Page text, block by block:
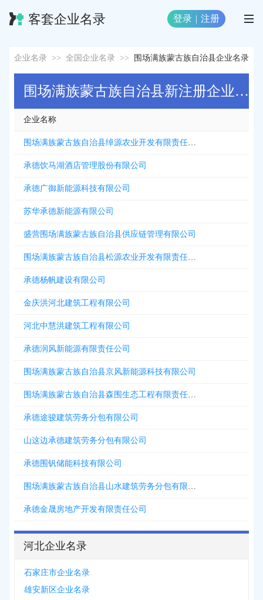
客套企业名录 登录 | 注册
企业名录 >> 全国企业名录 >> 围场满族蒙古族自治县企业名录
围场满族蒙古族自治县新注册企业名录
企业名称
围场满族蒙古族自治县绰源农业开发有限责任公司
承德饮马湖酒店管理股份有限公司
承德广御新能源科技有限公司
苏华承德新能源有限公司
盛营围场满族蒙古族自治县供应链管理有限公司
围场满族蒙古族自治县松源农业开发有限责任公司
承德杨帆建设有限公司
金庆洪河北建筑工程有限公司
河北中慧洪建筑工程有限公司
承德润风新能源有限责任公司
围场满族蒙古族自治县京风新能源科技有限公司
围场满族蒙古族自治县森围生态工程有限责任公司
承德途骏建筑劳务分包有限公司
山这边承德建筑劳务分包有限公司
承德围钒储能科技有限公司
围场满族蒙古族自治县山水建筑劳务分包有限公司
承德金晟房地产开发有限责任公司
河北企业名录
石家庄市企业名录
雄安新区企业名录